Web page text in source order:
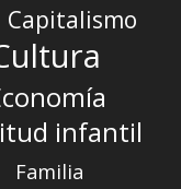
Capitalismo
infantil
Familia